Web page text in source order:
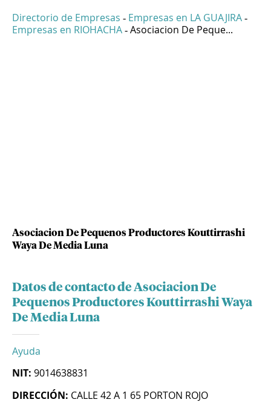
Directorio de Empresas - Empresas en LA GUAJIRA -
Empresas en RIOHACHA - Asociacion De Peque...
Asociacion De Pequenos Productores Kouttirrashi
Waya De Media Luna
Datos de contacto de Asociacion De
Pequenos Productores Kouttirrashi Waya
De Media Luna
Ayuda
NIT: 9014638831
DIRECCIÓN: CALLE 42 A 1 65 PORTON ROJO